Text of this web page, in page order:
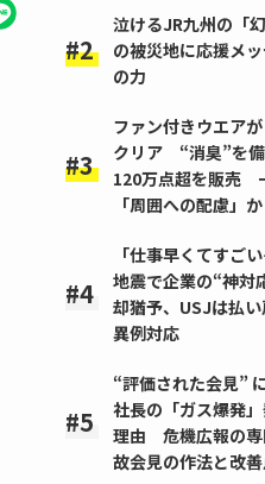
泣けるJR九州の「
の被災地に応援メ
の力
ファン付きウエア
クリア “消臭”を備
120万点超を販売
「周囲への配慮」か
「仕事早くてす
地震で企業の“神
却猶予、USJは払
異例対応
“評価された会見”
社長の「ガス爆発
理由 危機広報の専
故会見の作法と改